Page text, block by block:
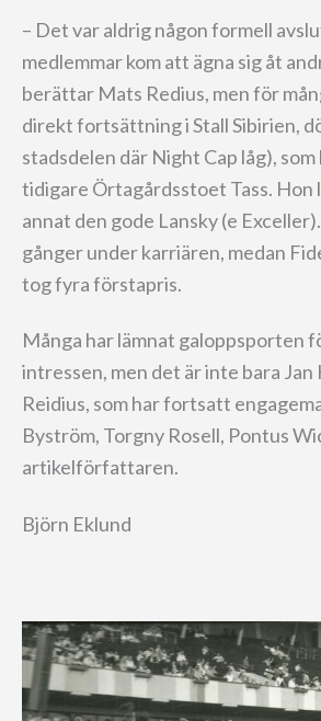
– Det var aldrig någon formell
medlemmar kom att ägna sig åt
berättar Mats Redius, men för
direkt fortsättning i Stall Sibirien,
stadsdelen där Night Cap låg), som
tidigare Örtagårdsstoet Tass. Hon
annat den gode Lansky (e
gånger under karriären, medan
tog fyra förstapris.
Många har lämnat galoppsporten
intressen, men det är inte bara
Reidius, som har fortsatt
Byström, Torgny Rosell, Pontus
artikelförfattaren.
Björn Eklund